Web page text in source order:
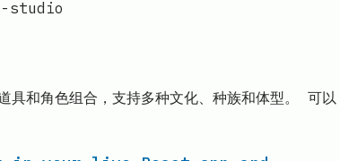
studio
和角色组合，支持多种文化、种族和体型。 可以